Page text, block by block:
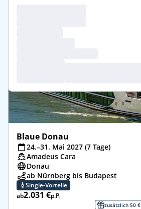
Blaue Donau
24.–31. Mai 2027 (7 Tage)
Amadeus Cara
Donau
ab Nürnberg bis Budapest
Single-Vorteile
ab2.031 €p.P.
zusätzlich 50 €